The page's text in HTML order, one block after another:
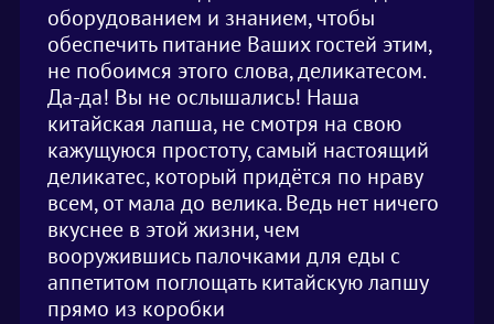
оборудованием и знанием, чтобы
обеспечить питание Ваших гостей этим,
не побоимся этого слова, деликатесом.
Да-да! Вы не ослышались! Наша
китайская лапша, не смотря на свою
кажущуюся простоту, самый настоящий
деликатес, который придётся по нраву
всем, от мала до велика. Ведь нет ничего
вкуснее в этой жизни, чем
вооружившись палочками для еды с
аппетитом поглощать китайскую лапшу
прямо из коробки